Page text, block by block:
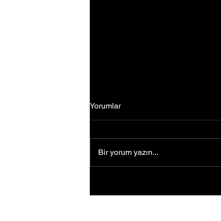
merkezine koydu... Uğur
Yorumlar
Bir yorum yazın...